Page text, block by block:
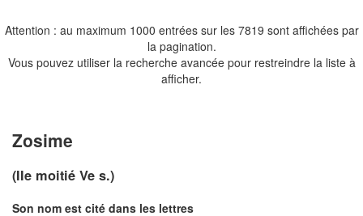
Attention : au maximum 1000 entrées sur les 7819 sont affichées par
la pagination.
Vous pouvez utiliser la recherche avancée pour restreindre la liste à
afficher.
Zosime
(IIe moitié Ve s.)
Son nom est cité dans les lettres